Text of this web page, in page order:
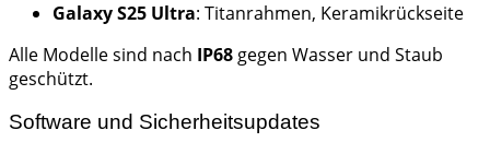
Galaxy S25 Ultra: Titanrahmen, Keramikrückseite
Alle Modelle sind nach IP68 gegen Wasser und Staub
geschützt.
Software und Sicherheitsupdates